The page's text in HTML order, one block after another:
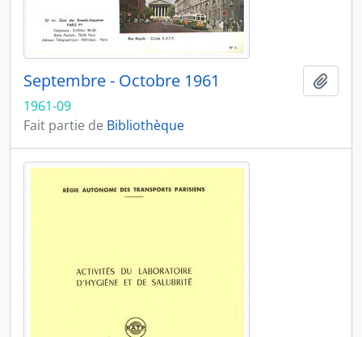
Septembre - Octobre 1961
1961-09
Fait partie de Bibliothèque